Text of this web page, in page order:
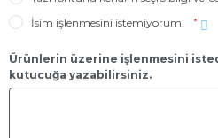
İsim işlenmesini istemiyorum
*
Ürünlerin üzerine işlenmesini
kutucuğa yazabilirsiniz.